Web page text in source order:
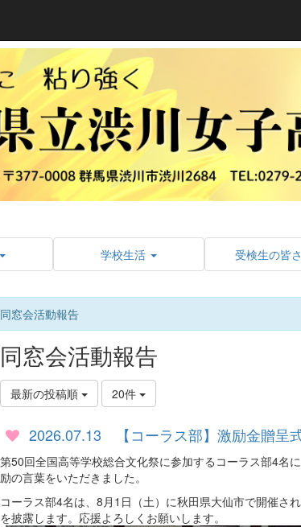
学校生活 受検生の皆
同窓会活動報告
同窓会活動報告
最新の投稿順 20件
2026.07.13 【コーラス部】激励金贈呈
第50回全国高等学校総合文化祭に参加するコーラス部4名
励の言葉をいただきました。
コーラス部4名は、8月1日（土）に秋田県大仙市で開催さ
を披露します。応援よろしくお願いします。